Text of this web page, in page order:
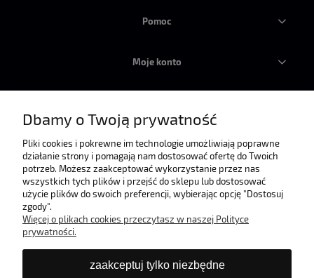
Pomoc
Moje konto
Informacje
O nas
Dbamy o Twoją prywatność
Pliki cookies i pokrewne im technologie umożliwiają poprawne
działanie strony i pomagają nam dostosować ofertę do Twoich
potrzeb. Możesz zaakceptować wykorzystanie przez nas
wszystkich tych plików i przejść do sklepu lub dostosować
użycie plików do swoich preferencji, wybierając opcję "Dostosuj
zgody".
Więcej o plikach cookies przeczytasz w naszej Polityce
prywatności.
zaakceptuj tylko niezbędne